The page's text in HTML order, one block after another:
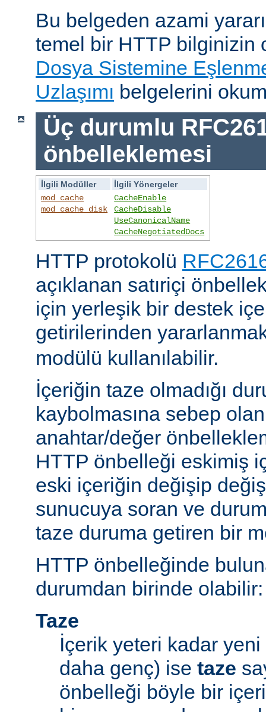
Bu belgeden azami
temel bir HTTP bilginizin
Dosya Sistemine
Uzlaşımı belgelerini
Üç durumlu
önbelleklemesi
İlgili Modüller
İlgili Yönergeler
mod_cache
mod_cache_disk
CacheEnable
CacheDisable
UseCanonicalName
CacheNegotiatedDocs
HTTP protokolü
açıklanan satıriçi
için yerleşik bir destek
getirilerinden
modülü kullanılabilir.
İçeriğin taze olmadığı
kaybolmasına sebep
anahtar/değer
HTTP önbelleği eskimiş
eski içeriğin değişip
sunucuya soran ve
taze duruma getiren bir
HTTP önbelleğinde
durumdan birinde olabilir:
Taze
İçerik yeteri kadar yeni
daha genç) ise taze
önbelleği böyle bir